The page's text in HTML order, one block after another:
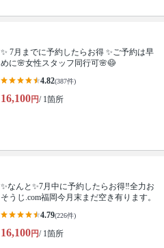
✨ 7月までに予約したらお得 ✨ご予約は早
めに🌸女性スタッフ同行可🌸😷
4.82(387件)
16,100円/ 1箇所
✨なんと✨7月中に予約したらお得‼️全力お
そうじ.com福岡今月末まだ空き有ります。
4.79(226件)
16,100円/ 1箇所